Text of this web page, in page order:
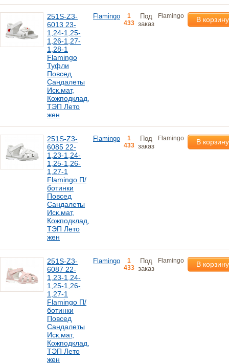
251S-Z3-
6013 23-
1,24-1,25-
1,26-1,27-
1,28-1
Flamingo
Туфли
Повсед
Сандалеты
Иск.мат,
Кожподклад,
ТЭП Лето
жен
Flamingo
1
433
Под
заказ
Flamingo В корзину
251S-Z3-
6085 22-
1,23-1,24-
1,25-1,26-
1,27-1
Flamingo П/
ботинки
Повсед
Сандалеты
Иск.мат,
Кожподклад,
ТЭП Лето
жен
Flamingo
1
433
Под
заказ
Flamingo В корзину
251S-Z3-
6087 22-
1,23-1,24-
1,25-1,26-
1,27-1
Flamingo П/
ботинки
Повсед
Сандалеты
Иск.мат,
Кожподклад,
ТЭП Лето
жен
Flamingo
1
433
Под
заказ
Flamingo В корзину